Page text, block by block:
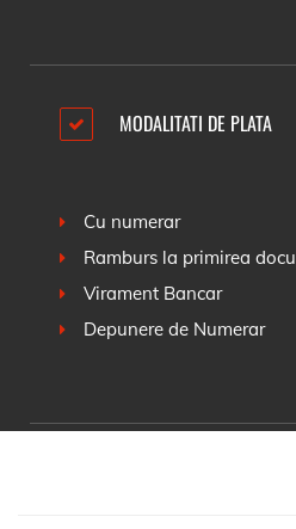
MODALITATI DE PLATA
Cu numerar
Ramburs la primirea
Virament Bancar
Depunere de Numerar